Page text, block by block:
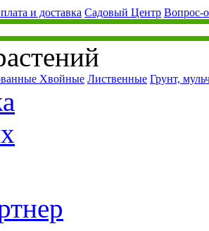
и доставка Садовый Центр Вопрос-
Хвойные Лиственные Грунт,